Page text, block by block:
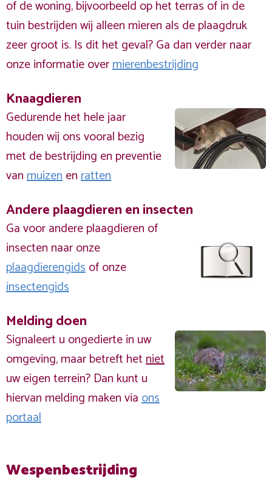
of de woning, bijvoorbeeld op het terras of in de
tuin bestrijden wij alleen mieren als de plaagdruk
zeer groot is. Is dit het geval? Ga dan verder naar
onze informatie overmierenbestrijding
Knaagdieren
Gedurende het hele jaar
houden wij ons vooral bezig
met de bestrijding en preventie
vanmuizenenratten
Andere plaagdieren en insecten
Ga voor andere plaagdieren of
insecten naar onze
plaagdierengidsof onze
insectengids
Melding doen
Signaleert u ongedierte in uw
omgeving, maar betreft hetniet
uw eigen terrein? Dan kunt u
hiervan melding maken viaons
portaal
Wespenbestrijding